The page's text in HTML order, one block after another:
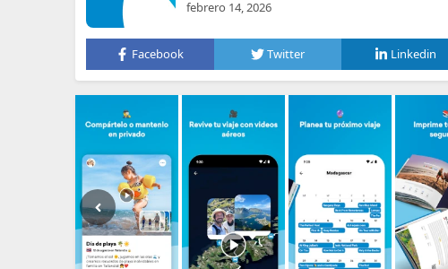
febrero 14, 2026
Facebook Twitter Linkedin